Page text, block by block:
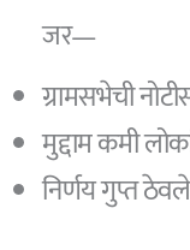
जर—
ग्रामसभेची
मुद्दाम कमी
निर्णय गुप्त